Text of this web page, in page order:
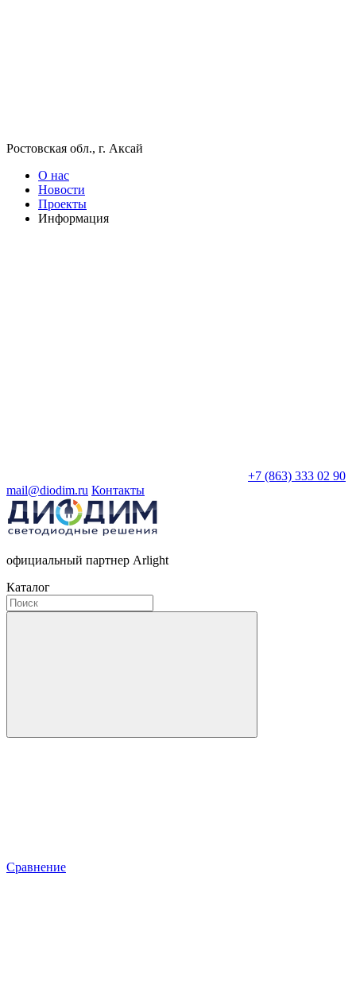
Ростовская обл., г. Аксай
О нас
Новости
Проекты
Информация
+7 (863) 333 02 90
mail@diodim.ru Контакты
официальный партнер Arlight
Каталог
Сравнение